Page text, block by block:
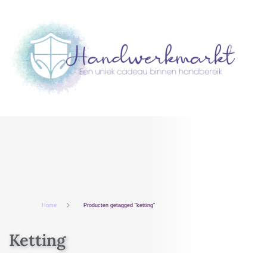
Home Producten getagged “ketting”
Ketting